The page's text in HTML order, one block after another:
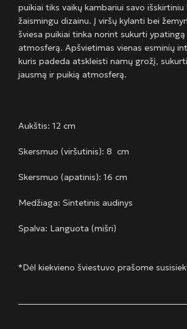
puikiai tiks vaikų kambariui savo
žaismingu dizainu. Į viršų kylanti bei
šviesa puikiai tinka norint sukurti
atmosferą. Apšvietimas vienas esminių
kuris padeda atskleisti namų grožį,
jausmą ir puikią atmosferą.
Aukštis: 12 cm
Skersmuo (viršutinis): 8 cm
Skersmuo (apatinis): 16 cm
Medžiaga: Sintetinis audinys
Spalva: Languota (mišri)
*Dėl kiekvieno šviestuvo prašome